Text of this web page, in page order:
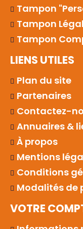
Tampon
Tampon
Tampon
LIENS UTILES
Plan du site
Partenaires
Contactez-
Annuaires &
À propos
Mentions
Conditions
Modalités de
VOTRE